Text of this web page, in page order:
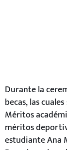
méritos
estudiante Ana
Derecho quien
en el último
su presupuesto